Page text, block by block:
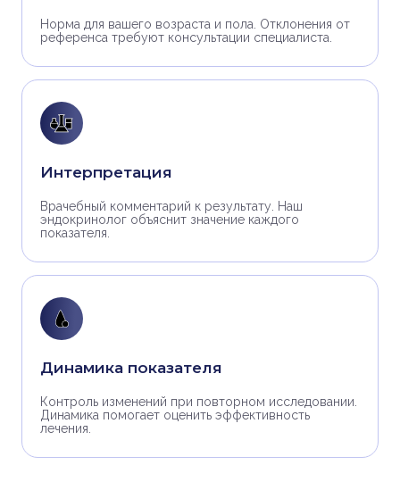
Норма для вашего возраста и пола. Отклонения от
референса требуют консультации специалиста.
Интерпретация
Врачебный комментарий к результату. Наш
эндокринолог объяснит значение каждого
показателя.
Динамика показателя
Контроль изменений при повторном исследовании.
Динамика помогает оценить эффективность
лечения.